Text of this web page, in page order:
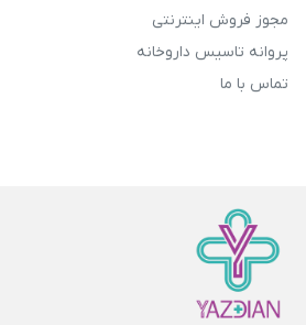
مجوز فروش اینترنتی
پروانه تاسیس داروخانه
تماس با ما